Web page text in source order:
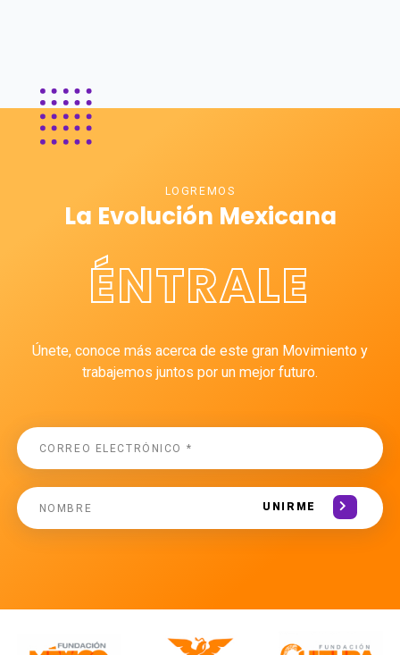
LOGREMOS
La Evolución Mexicana
ÉNTRALE
Únete, conoce más acerca de este gran Movimiento y
trabajemos juntos por un mejor futuro.
UNIRME